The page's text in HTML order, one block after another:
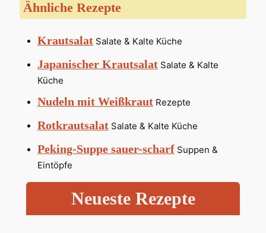
Ähnliche Rezepte
KrautsalatSalate & Kalte Küche
Japanischer KrautsalatSalate & Kalte
Küche
Nudeln mit WeißkrautRezepte
RotkrautsalatSalate & Kalte Küche
Peking-Suppe sauer-scharfSuppen &
Eintöpfe
Neueste Rezepte